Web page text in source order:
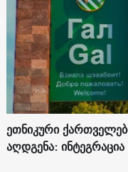
ეთნიკური
აღდგენა: